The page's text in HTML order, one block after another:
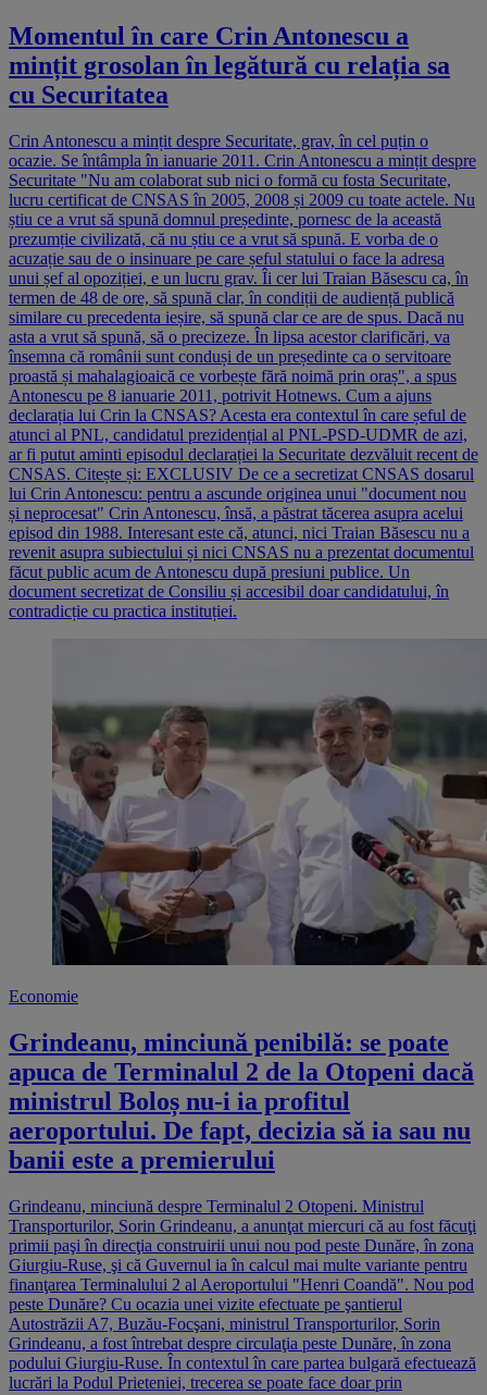
Momentul în care Crin Antonescu a
mințit grosolan în legătură cu relația sa
cu Securitatea
Crin Antonescu a mințit despre Securitate, grav, în cel puțin o
ocazie. Se întâmpla în ianuarie 2011. Crin Antonescu a mințit despre
Securitate "Nu am colaborat sub nici o formă cu fosta Securitate,
lucru certificat de CNSAS în 2005, 2008 și 2009 cu toate actele. Nu
știu ce a vrut să spună domnul președinte, pornesc de la această
prezumție civilizată, că nu știu ce a vrut să spună. E vorba de o
acuzație sau de o insinuare pe care șeful statului o face la adresa
unui șef al opoziției, e un lucru grav. Îi cer lui Traian Băsescu ca, în
termen de 48 de ore, să spună clar, în condiții de audiență publică
similare cu precedenta ieșire, să spună clar ce are de spus. Dacă nu
asta a vrut să spună, să o precizeze. În lipsa acestor clarificări, va
însemna că românii sunt conduși de un președinte ca o servitoare
proastă și mahalagioaică ce vorbește fără noimă prin oraș", a spus
Antonescu pe 8 ianuarie 2011, potrivit Hotnews. Cum a ajuns
declarația lui Crin la CNSAS? Acesta era contextul în care șeful de
atunci al PNL, candidatul prezidențial al PNL-PSD-UDMR de azi,
ar fi putut aminti episodul declarației la Securitate dezvăluit recent de
CNSAS. Citește și: EXCLUSIV De ce a secretizat CNSAS dosarul
lui Crin Antonescu: pentru a ascunde originea unui "document nou
și neprocesat" Crin Antonescu, însă, a păstrat tăcerea asupra acelui
episod din 1988. Interesant este că, atunci, nici Traian Băsescu nu a
revenit asupra subiectului și nici CNSAS nu a prezentat documentul
făcut public acum de Antonescu după presiuni publice. Un
document secretizat de Consiliu și accesibil doar candidatului, în
contradicție cu practica instituției.
Economie
Grindeanu, minciună penibilă: se poate
apuca de Terminalul 2 de la Otopeni dacă
ministrul Boloș nu-i ia profitul
aeroportului. De fapt, decizia să ia sau nu
banii este a premierului
Grindeanu, minciună despre Terminalul 2 Otopeni. Ministrul
Transporturilor, Sorin Grindeanu, a anunţat miercuri că au fost făcuţi
primii paşi în direcţia construirii unui nou pod peste Dunăre, în zona
Giurgiu-Ruse, şi că Guvernul ia în calcul mai multe variante pentru
finanţarea Terminalului 2 al Aeroportului "Henri Coandă". Nou pod
peste Dunăre? Cu ocazia unei vizite efectuate pe şantierul
Autostrăzii A7, Buzău-Focşani, ministrul Transporturilor, Sorin
Grindeanu, a fost întrebat despre circulaţia peste Dunăre, în zona
podului Giurgiu-Ruse. În contextul în care partea bulgară efectuează
lucrări la Podul Prieteniei, trecerea se poate face doar prin